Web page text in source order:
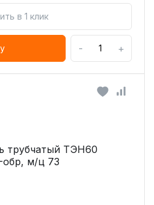
в 1 клик
- +
трубчатый ТЭН60
обр, м/ц 73